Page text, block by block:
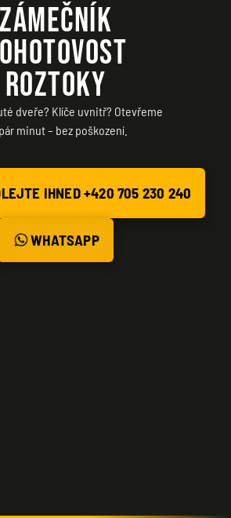
ZÁMEČNÍK
ROZTOKY
dveře? Klíče uvnitř? Otevřeme
minut – bez poškození.
IHNED +420 705 230 240
WHATSAPP